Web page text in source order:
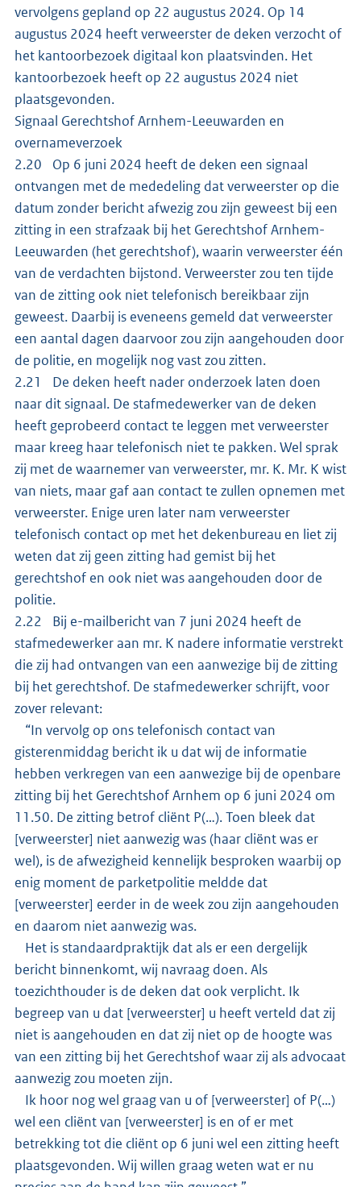
vervolgens gepland op 22 augustus 2024. Op 14
augustus 2024 heeft verweerster de deken verzocht of
het kantoorbezoek digitaal kon plaatsvinden. Het
kantoorbezoek heeft op 22 augustus 2024 niet
plaatsgevonden.
Signaal Gerechtshof Arnhem-Leeuwarden en
overnameverzoek
2.20 Op 6 juni 2024 heeft de deken een signaal
ontvangen met de mededeling dat verweerster op die
datum zonder bericht afwezig zou zijn geweest bij een
zitting in een strafzaak bij het Gerechtshof Arnhem-
Leeuwarden (het gerechtshof), waarin verweerster één
van de verdachten bijstond. Verweerster zou ten tijde
van de zitting ook niet telefonisch bereikbaar zijn
geweest. Daarbij is eveneens gemeld dat verweerster
een aantal dagen daarvoor zou zijn aangehouden door
de politie, en mogelijk nog vast zou zitten.
2.21 De deken heeft nader onderzoek laten doen
naar dit signaal. De stafmedewerker van de deken
heeft geprobeerd contact te leggen met verweerster
maar kreeg haar telefonisch niet te pakken. Wel sprak
zij met de waarnemer van verweerster, mr. K. Mr. K wist
van niets, maar gaf aan contact te zullen opnemen met
verweerster. Enige uren later nam verweerster
telefonisch contact op met het dekenbureau en liet zij
weten dat zij geen zitting had gemist bij het
gerechtshof en ook niet was aangehouden door de
politie.
2.22 Bij e-mailbericht van 7 juni 2024 heeft de
stafmedewerker aan mr. K nadere informatie verstrekt
die zij had ontvangen van een aanwezige bij de zitting
bij het gerechtshof. De stafmedewerker schrijft, voor
zover relevant:
“In vervolg op ons telefonisch contact van
gisterenmiddag bericht ik u dat wij de informatie
hebben verkregen van een aanwezige bij de openbare
zitting bij het Gerechtshof Arnhem op 6 juni 2024 om
11.50. De zitting betrof cliënt P(…). Toen bleek dat
[verweerster] niet aanwezig was (haar cliënt was er
wel), is de afwezigheid kennelijk besproken waarbij op
enig moment de parketpolitie meldde dat
[verweerster] eerder in de week zou zijn aangehouden
en daarom niet aanwezig was.
Het is standaardpraktijk dat als er een dergelijk
bericht binnenkomt, wij navraag doen. Als
toezichthouder is de deken dat ook verplicht. Ik
begreep van u dat [verweerster] u heeft verteld dat zij
niet is aangehouden en dat zij niet op de hoogte was
van een zitting bij het Gerechtshof waar zij als advocaat
aanwezig zou moeten zijn.
Ik hoor nog wel graag van u of [verweerster] of P(…)
wel een cliënt van [verweerster] is en of er met
betrekking tot die cliënt op 6 juni wel een zitting heeft
plaatsgevonden. Wij willen graag weten wat er nu